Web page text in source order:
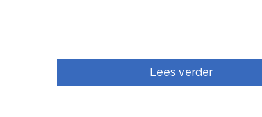
Lees verder